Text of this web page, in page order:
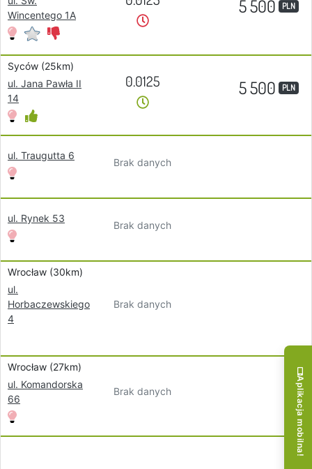
Wincentego 1A
5 500 PLN
Syców (25km)
ul. Jana Pawła II
14
0.0125 5 500 PLN
ul. Traugutta 6
Brak danych
ul. Rynek 53
Brak danych
Wrocław (30km)
ul.
Horbaczewskiego
4
Brak danych
Wrocław (27km)
ul. Komandorska
66
Brak danych Aplikacja mobilna!